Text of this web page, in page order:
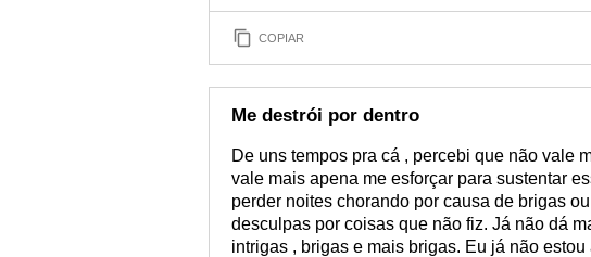
COPIAR
Me destrói por dentro
De uns tempos pra cá , percebi que não vale
vale mais apena me esforçar para sustentar
perder noites chorando por causa de brigas
desculpas por coisas que não fiz. Já não dá
intrigas , brigas e mais brigas. Eu já não